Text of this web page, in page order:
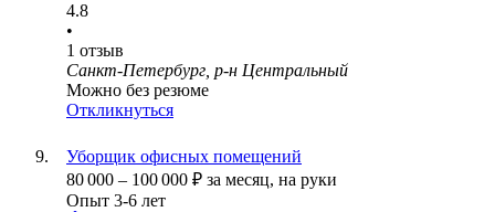
4.8
•
1 отзыв
Санкт-Петербург, р-н Центральный
Можно без резюме
Откликнуться
Уборщик офисных помещений
80 000 – 100 000 ₽ за месяц, на руки
Опыт 3-6 лет